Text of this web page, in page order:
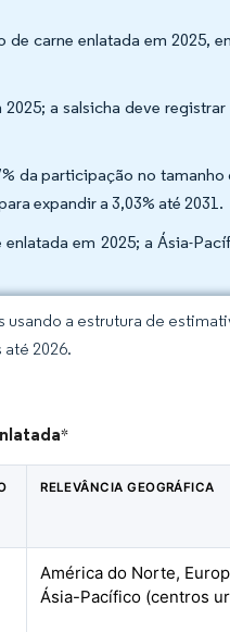
carne enlatada em 2025,
a salsicha deve
da participação no tamanho
expandir a 3,03% até 2031.
em 2025; a Ásia-
a estrutura de
2026.
*
RELEVÂNCIA GEOGRÁFICA
América do Norte,
Ásia-Pacífico (centros